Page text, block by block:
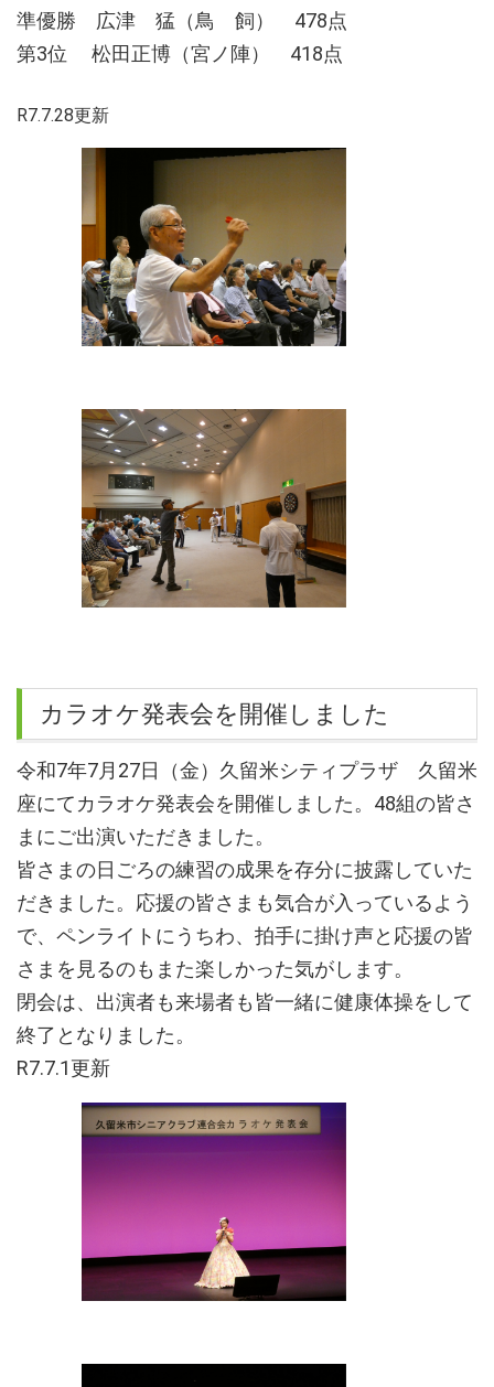
準優勝 広津 猛（鳥 飼） 478点
第3位 松田正博（宮ノ陣） 418点
R7.7.28更新
カラオケ発表会を開催しました
令和7年7月27日（金）久留米シティプラザ 久留米
座にてカラオケ発表会を開催しました。48組の皆さ
まにご出演いただきました。
皆さまの日ごろの練習の成果を存分に披露していた
だきました。応援の皆さまも気合が入っているよう
で、ペンライトにうちわ、拍手に掛け声と応援の皆
さまを見るのもまた楽しかった気がします。
閉会は、出演者も来場者も皆一緒に健康体操をして
終了となりました。
R7.7.1更新